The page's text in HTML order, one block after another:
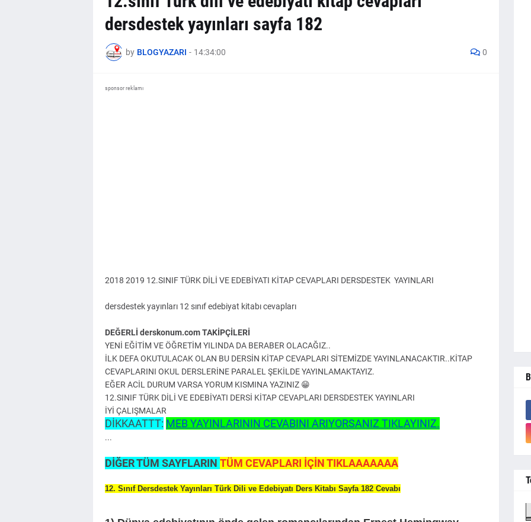
dersdestek yayınları sayfa 182
by BLOGYAZARI - 14:34:00 0
sponsor reklamı
2018 2019 12.SINIF TÜRK DİLİ VE EDEBİYATI KİTAP CEVAPLARI DERSDESTEK YAYINLARI
dersdestek yayınları 12 sınıf edebiyat kitabı cevapları
DEĞERLİ derskonum.com TAKİPÇİLERİ
YENİ EĞİTİM VE ÖĞRETİM YILINDA DA BERABER OLACAĞIZ..
İLK DEFA OKUTULACAK OLAN BU DERSİN KİTAP CEVAPLARI SİTEMİZDE YAYINLANACAKTIR..KİTAP
CEVAPLARINI OKUL DERSLERİNE PARALEL ŞEKİLDE YAYINLAMAKTAYIZ.
EĞER ACİL DURUM VARSA YORUM KISMINA YAZINIZ 😁
12.SINIF TÜRK DİLİ VE EDEBİYATI DERSİ KİTAP CEVAPLARI DERSDESTEK YAYINLARI
İYİ ÇALIŞMALAR
DİKKAATTT: MEB YAYINLARININ CEVABINI ARIYORSANIZ TIKLAYINIZ.
...
DİĞER TÜM SAYFLARIN TÜM CEVAPLARI İÇİN TIKLAAAAAAA
12. Sınıf Dersdestek Yayınları Türk Dili ve Edebiyatı Ders Kitabı Sayfa 182 Cevabı